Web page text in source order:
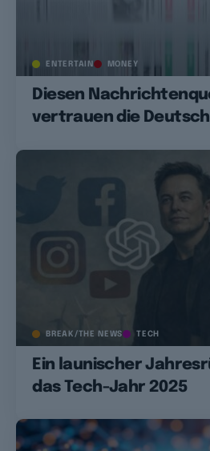
ENTERTAIN MONEY
Diesen
vertrauen die
BREAK/THE NEWS TECH
Ein launischer
das Tech-Jahr 2025